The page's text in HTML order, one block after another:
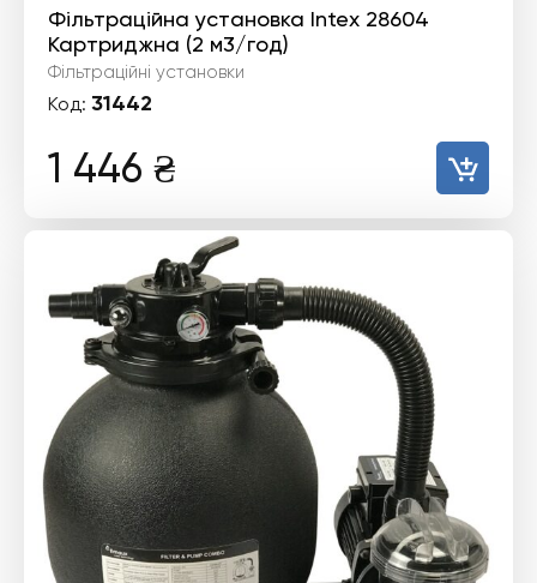
Фільтраційна установка Intex 28604
Картриджна (2 м3/год)
Фільтраційні установки
Код: 31442
1 446 ₴